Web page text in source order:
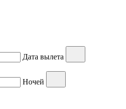
Дата вылета
Ночей